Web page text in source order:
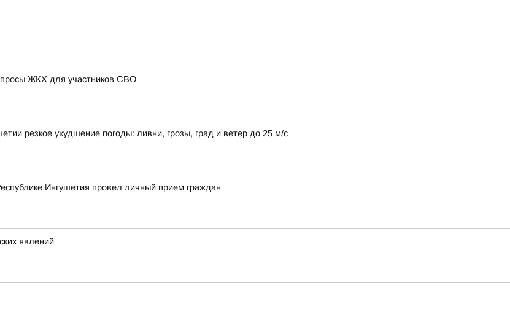
ЖКХ для участников СВО
резкое ухудшение погоды: ливни, грозы, град и ветер до 25 м/с
Ингушетия провел личный прием граждан
явлений